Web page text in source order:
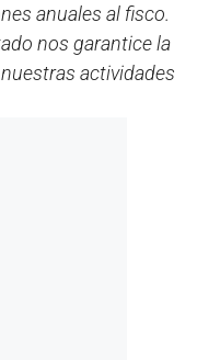
anuales al fisco.
nos garantice la
actividades